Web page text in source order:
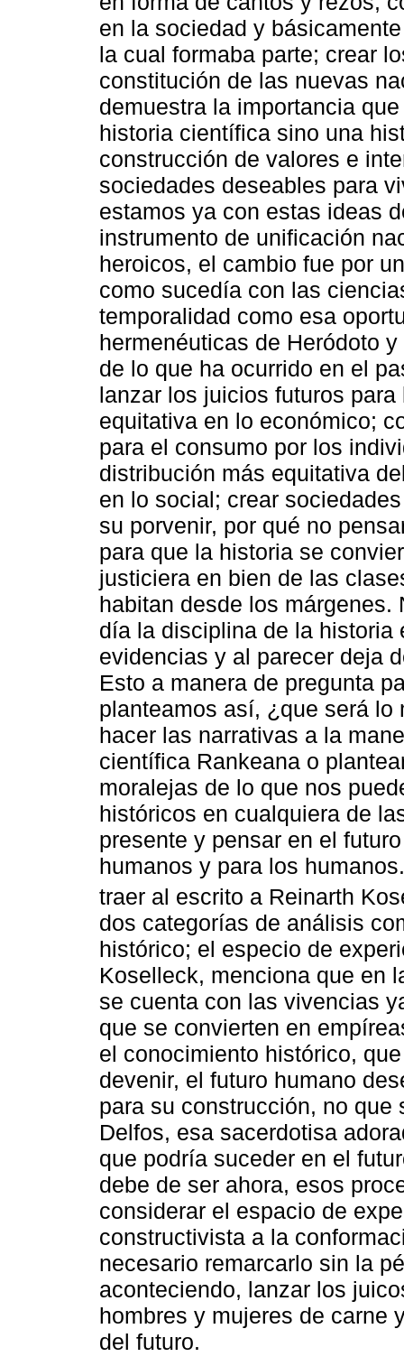
en la sociedad y
la cual formaba parte; crear
constitución de las nuevas
demuestra la importancia
historia científica sino una
construcción de valores e
sociedades deseables para
estamos ya con estas ideas
instrumento de unificación
heroicos, el cambio fue por
como sucedía con las
temporalidad como esa
hermenéuticas de Heródoto
de lo que ha ocurrido en el
lanzar los juicios futuros
equitativa en lo económico;
para el consumo por los
distribución más equitativa
en lo social; crear
su porvenir, por qué no
para que la historia se
justiciera en bien de las
habitan desde los márgenes.
día la disciplina de la historia
evidencias y al parecer deja
Esto a manera de pregunta
planteamos así, ¿que será
hacer las narrativas a la
científica Rankeana o
moralejas de lo que nos
históricos en cualquiera de
presente y pensar en el
humanos y para los
traer al escrito a Reinarth
dos categorías de análisis
histórico; el especio de
Koselleck, menciona que en
se cuenta con las vivencias
que se convierten en
el conocimiento histórico,
devenir, el futuro humano
para su construcción, no
Delfos, esa sacerdotisa
que podría suceder en el
debe de ser ahora, esos
considerar el espacio de
constructivista a la
necesario remarcarlo sin la
aconteciendo, lanzar los
hombres y mujeres de carne
del futuro.